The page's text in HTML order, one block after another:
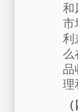
和
市
利
么
品
理